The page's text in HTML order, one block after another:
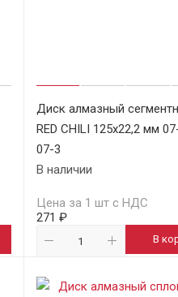
Диск алмазный
RED CHILI 125х22,2 мм
07-3
В наличии
Цена за 1 шт с НДС
271 ₽
В